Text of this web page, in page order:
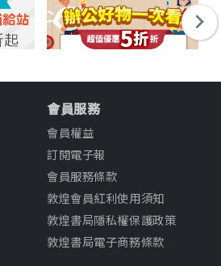
會員服務
會員權益
訂閱電子報
會員服務條款
敦煌會員紅利使用須知
敦煌書局隱私權保護政策
敦煌書局電子商務條款